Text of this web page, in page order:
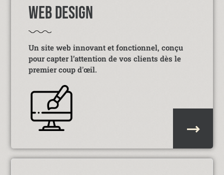
WEB DESIGN
Un site web innovant et fonctionnel, conçu
pour capter l’attention de vos clients dès le
premier coup d'œil.